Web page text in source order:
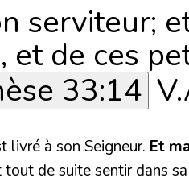
serviteur;
de ces
33:14
livré à son Seigneur. Et
de suite sentir dans